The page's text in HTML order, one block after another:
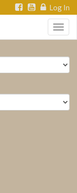
Log In